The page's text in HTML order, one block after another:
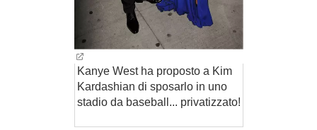
Kanye West ha proposto a Kim
Kardashian di sposarlo in uno
stadio da baseball... privatizzato!